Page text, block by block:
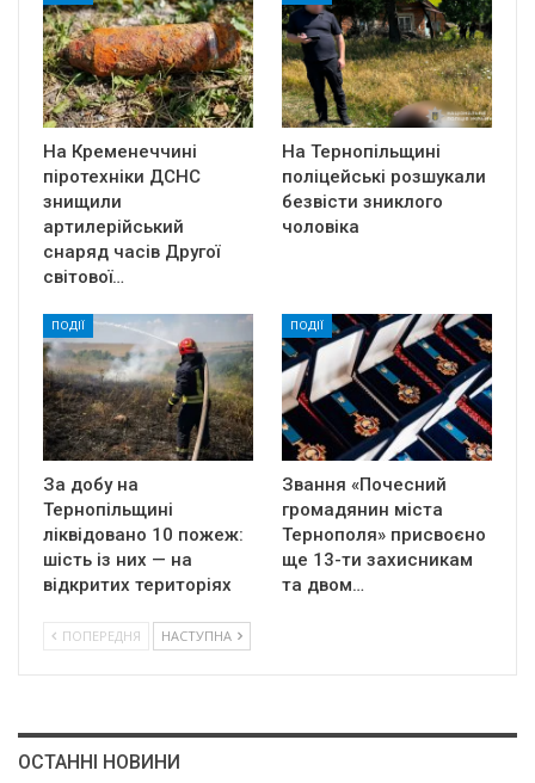
На Кременеччині
піротехніки ДСНС
знищили
артилерійський
снаряд часів Другої
світової…
На Тернопільщині
поліцейські розшукали
безвісти зниклого
чоловіка
ПОДІЇ
За добу на
Тернопільщині
ліквідовано 10 пожеж:
шість із них — на
відкритих територіях
ПОДІЇ
Звання «Почесний
громадянин міста
Тернополя» присвоєно
ще 13-ти захисникам
та двом…
ПОПЕРЕДНЯ НАСТУПНА
ОСТАННІ НОВИНИ